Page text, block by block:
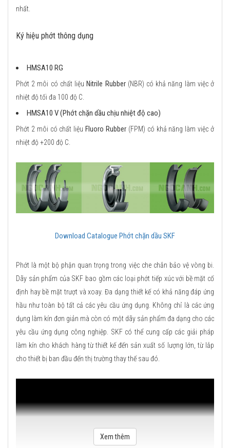
nhất.
Ký hiệu phớt thông dụng
HMSA10 RG
Phớt 2 môi có chất liệu Nitrile Rubber(NBR) có khả năng làm việc ở
nhiệt độ tối đa 100 độ C.
HMSA10 V (Phớt chặn dầu chịu nhiệt độ cao)
Phớt 2 môi có chất liệu Fluoro Rubber (FPM) có khả năng làm việc ở
nhiệt độ +200 độ C.
Download Catalogue Phớt chặn dầu SKF
Phớt là một bộ phận quan trọng trong việc che chắn bảo vệ vòng bi.
Dãy sản phẩm của SKF bao gồm các loại phớt tiếp xúc với bề mặt cố
định hay bề mặt trượt và xoay. Đa dạng thiết kế có khả năng đáp ứng
hầu như toàn bộ tất cả các yêu cầu ứng dụng. Không chỉ là các ứng
dụng làm kín đơn giản mà còn có một dãy sản phẩm đa dạng cho các
yêu cầu ứng dụng công nghiệp. SKF có thể cung cấp các giải pháp
làm kín cho khách hàng từ thiết kế đến sản xuất số lượng lớn, từ lắp
cho thiết bị ban đầu đến thị trường thay thế sau đó.
Xem thêm